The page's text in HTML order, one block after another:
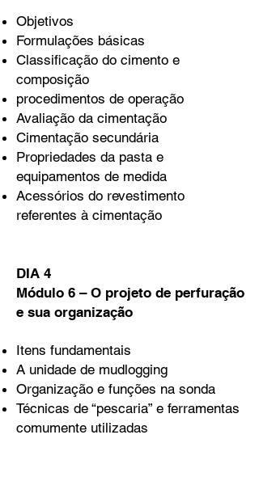
Objetivos
Formulações básicas
Classificação do cimento e
composição
procedimentos de operação
Avaliação da cimentação
Cimentação secundária
Propriedades da pasta e
equipamentos de medida
Acessórios do revestimento
referentes à cimentação
DIA 4
Módulo 6 – O projeto de perfuração
e sua organização
Itens fundamentais
A unidade de mudlogging
Organização e funções na sonda
Técnicas de “pescaria” e ferramentas
comumente utilizadas